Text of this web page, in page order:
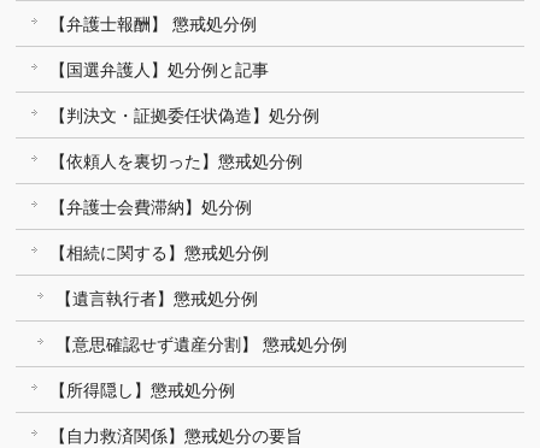
【弁護士報酬】 懲戒処分例
【国選弁護人】処分例と記事
【判決文・証拠委任状偽造】処分例
【依頼人を裏切った】懲戒処分例
【弁護士会費滞納】処分例
【相続に関する】懲戒処分例
【遺言執行者】懲戒処分例
【意思確認せず遺産分割】 懲戒処分例
【所得隠し】懲戒処分例
【自力救済関係】懲戒処分の要旨